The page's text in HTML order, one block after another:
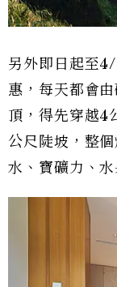
另外即日起至
惠，每天都會
頂，得先穿越4
公尺陡坡，整
水、寶礦力、